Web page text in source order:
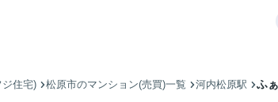
住宅) 松原市のマンション(売買)一覧 河内松原駅 ふ